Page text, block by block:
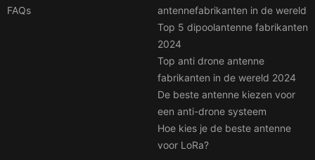
FAQs
antennefabrikanten in de wereld
Top 5 dipoolantenne fabrikanten
2024
Top anti drone antenne
fabrikanten in de wereld 2024
De beste antenne kiezen voor
een anti-drone systeem
Hoe kies je de beste antenne
voor LoRa?